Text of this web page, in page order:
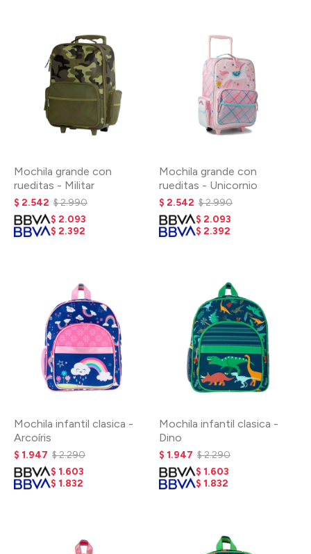
Mochila grande con
rueditas - Militar
$ 2.542 $2.990
$ 2.093
$ 2.392
Mochila grande con
rueditas - Unicornio
$ 2.542 $2.990
$ 2.093
$ 2.392
Mochila infantil clasica -
Arcoíris
$ 1.947 $2.290
$ 1.603
$ 1.832
Mochila infantil clasica -
Dino
$ 1.947 $2.290
$ 1.603
$ 1.832